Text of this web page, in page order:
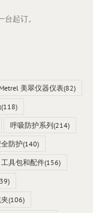
起订。
Metrel 美翠仪器仪表(82)
(118)
呼吸防护系列(214)
防护(140)
工具包和配件(156)
夹(106)